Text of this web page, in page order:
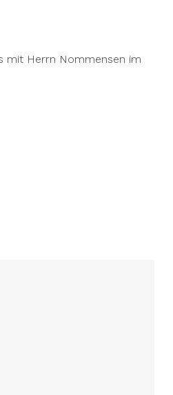
mit Herrn Nommensen im